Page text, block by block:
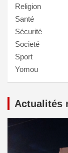
Religion
Santé
Sécurité
Societé
Sport
Yomou
Actualités